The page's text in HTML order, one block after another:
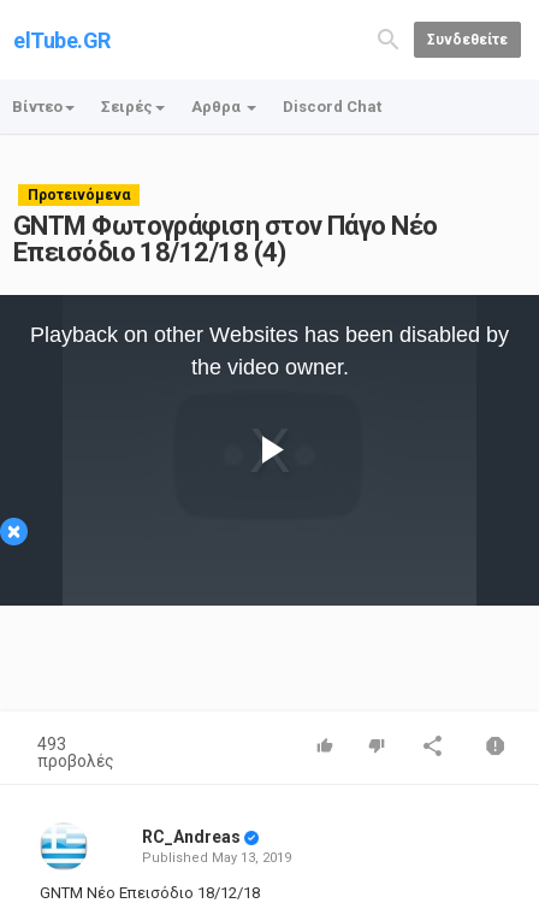
elTube.GR Συνδεθείτε
Βίντεο Σειρές Αρθρα Discord Chat
Προτεινόμενα
GNTM Φωτογράφιση στον Πάγο Νέο
Επεισόδιο 18/12/18 (4)
×
Video
Playback on other Websites has been disabled by
the video owner.
493
προβολές
RC_Andreas
Published May 13, 2019
GNTM Νέο Επεισόδιο 18/12/18